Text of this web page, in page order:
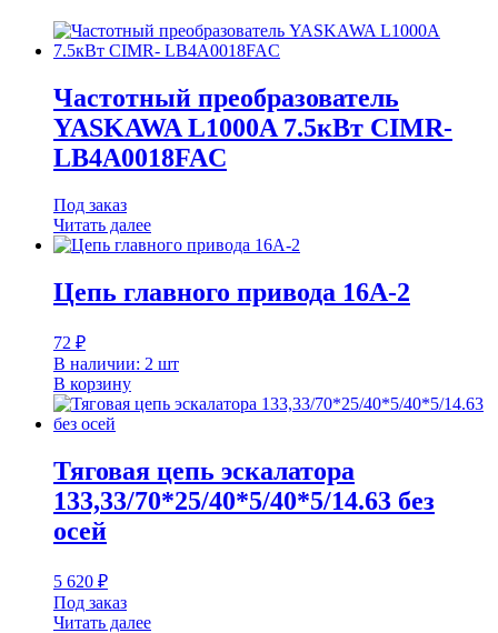
Частотный преобразователь
YASKAWA L1000A 7.5кВт CIMR-
LB4A0018FAC
Под заказ
Читать далее
Цепь главного привода 16A-2
72 ₽
В наличии: 2 шт
В корзину
Тяговая цепь эскалатора
133,33/70*25/40*5/40*5/14.63 без
осей
5 620 ₽
Под заказ
Читать далее